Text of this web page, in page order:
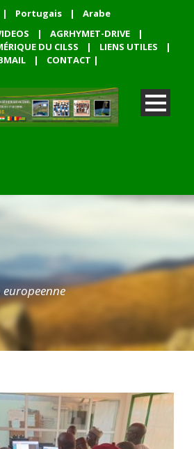
| Portugais |
Arabe
| AGRHYMET-DRIVE
|
DU CILSS
| LIENS UTILES
|
| CONTACT |